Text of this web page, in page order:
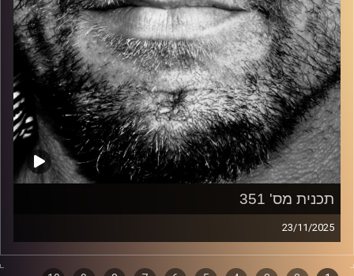
תכנית מס' 351
23/11/2025
זיפים, מוזיקה מחוספסת של הופעות חיות. הרבה ג'אם, רוק,
בלוז, bluegrass, ג'אז, Fאנק, פרוגרסיב ואפילו אלקטרוניקה.